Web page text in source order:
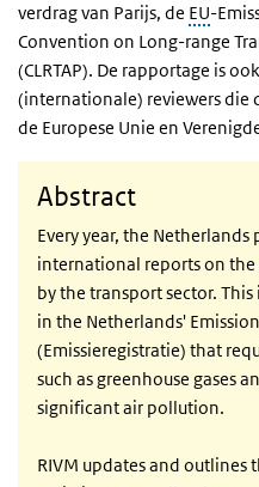
verdrag van Parijs, de EU-
Convention on Long-range
(CLRTAP). De rapportage is
(internationale) reviewers die
de Europese Unie en
Abstract
Every year, the
international reports on
by the transport sector.
in the Netherlands'
(Emissieregistratie) that
such as greenhouse gases
significant air pollution.
RIVM updates and outlines